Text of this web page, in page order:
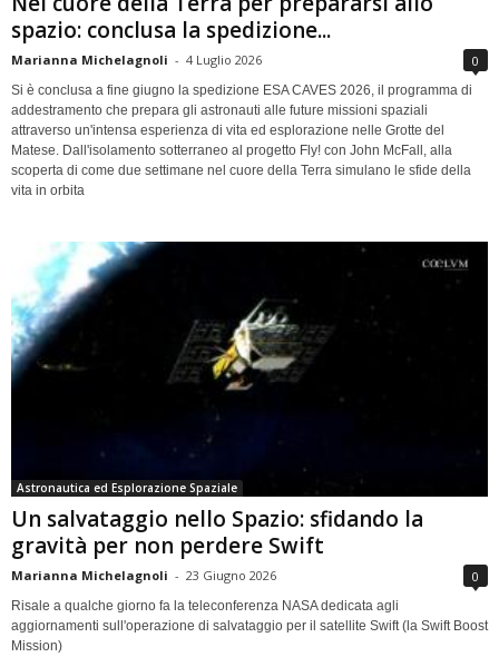
spazio: conclusa la spedizione...
Marianna Michelagnoli - 4 Luglio 2026 0
Si è conclusa a fine giugno la spedizione ESA CAVES 2026, il programma di
addestramento che prepara gli astronauti alle future missioni spaziali
attraverso un'intensa esperienza di vita ed esplorazione nelle Grotte del
Matese. Dall'isolamento sotterraneo al progetto Fly! con John McFall, alla
scoperta di come due settimane nel cuore della Terra simulano le sfide della
vita in orbita
Astronautica ed Esplorazione Spaziale
Un salvataggio nello Spazio: sfidando la
gravità per non perdere Swift
Marianna Michelagnoli - 23 Giugno 2026 0
Risale a qualche giorno fa la teleconferenza NASA dedicata agli
aggiornamenti sull'operazione di salvataggio per il satellite Swift (la Swift Boost
Mission)